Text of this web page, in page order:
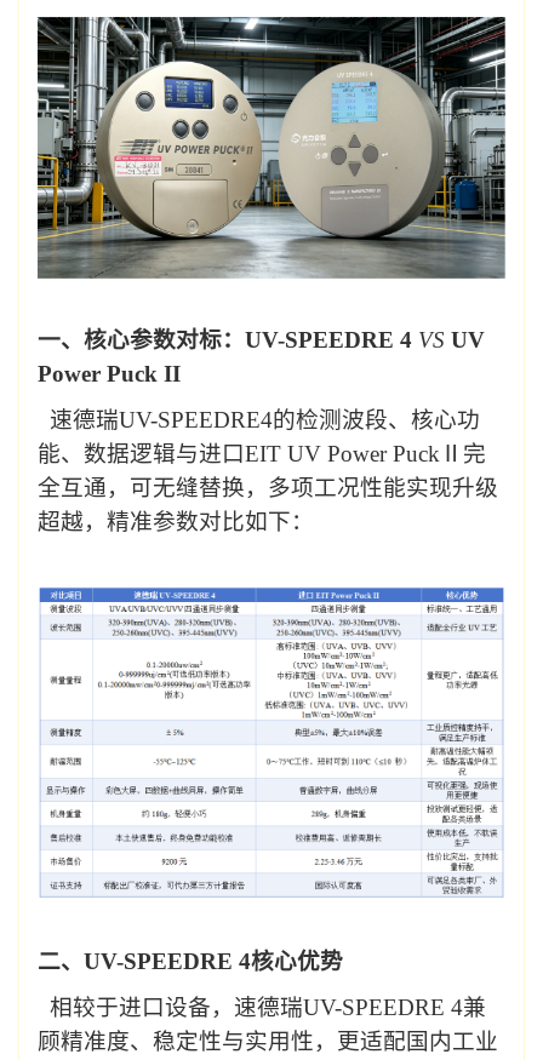
一、核心参数对标： UV-SPEEDRE 4 VS UV
Power Puck II
速德瑞UV-SPEEDRE4的检测波段、核心功
能、数据逻辑与进口EIT UV Power Puck
完
全互通，可无缝替换，多项工况性能实现升级
超越，精准参数对比如下：
二、 UV-SPEEDRE 4核心优势
相较于进口设备，速德瑞UV-SPEEDRE 4兼
顾精准度、稳定性与实用性，更适配国内工业